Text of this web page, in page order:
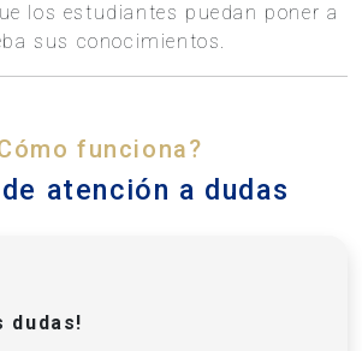
los estudiantes puedan poner a
sus conocimientos.
funciona?
atención a dudas
dudas!